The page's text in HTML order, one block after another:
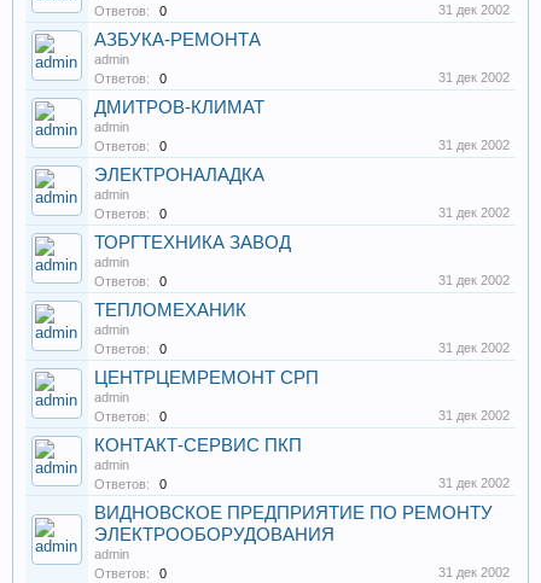
Ответов:
0 31 дек 2002
АЗБУКА-РЕМОНТА
admin
Ответов:
0 31 дек 2002
ДМИТРОВ-КЛИМАТ
admin
Ответов:
0 31 дек 2002
ЭЛЕКТРОНАЛАДКА
admin
Ответов:
0 31 дек 2002
ТОРГТЕХНИКА ЗАВОД
admin
Ответов:
0 31 дек 2002
ТЕПЛОМЕХАНИК
admin
Ответов:
0 31 дек 2002
ЦЕНТРЦЕМРЕМОНТ СРП
admin
Ответов:
0 31 дек 2002
КОНТАКТ-СЕРВИС ПКП
admin
Ответов:
0 31 дек 2002
ВИДНОВСКОЕ ПРЕДПРИЯТИЕ ПО РЕМОНТУ
ЭЛЕКТРООБОРУДОВАНИЯ
admin
Ответов:
0 31 дек 2002